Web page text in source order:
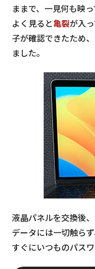
ままで、一見何も映
よく見ると亀裂が入
子が確認できたため、
ました。
液晶パネルを交換後
データには一切触ら
すぐにいつものパス